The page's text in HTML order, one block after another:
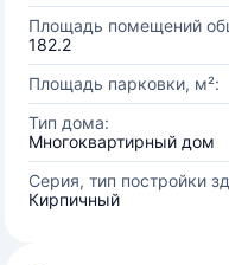
Площадь помещений
182.2
Площадь парковки, м²:
Тип дома:
Многоквартирный дом
Серия, тип постройки
Кирпичный